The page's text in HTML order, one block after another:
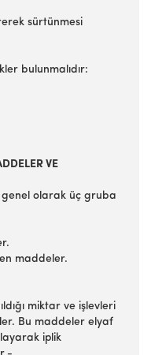
sürtünmesi
bulunmalıdır:
VE
genel olarak üç gruba
maddeler.
miktar ve işlevleri
Bu maddeler elyaf
iplik